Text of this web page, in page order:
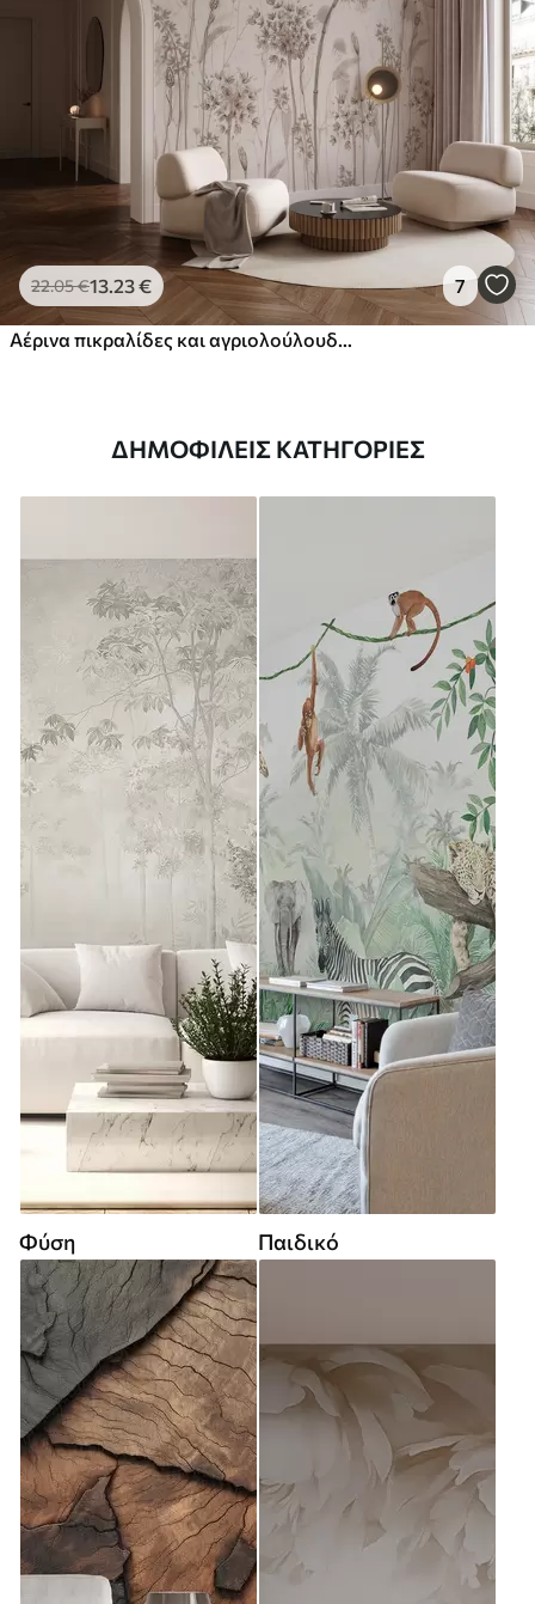
22.05€13 .23€ 7
ΔΗΜΟΦΙΛΕΊΣ ΚΑΤΗΓΟΡΊΕΣ
Φύση Παιδικό